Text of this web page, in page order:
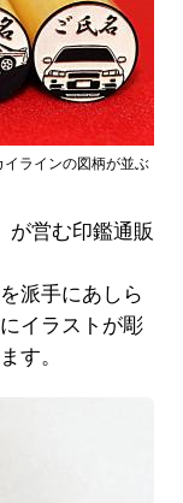
ラインの図柄が並ぶ
が営む印鑑通販
派手にあしら
イラストが彫
す。